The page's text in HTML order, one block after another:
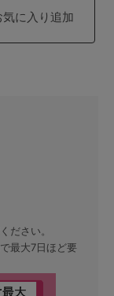
気に入り追加
ださい。
最大7日ほど要